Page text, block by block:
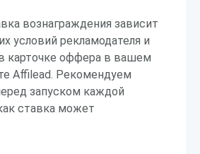
вознаграждения зависит
условий рекламодателя и
карточке оффера в вашем
Affilead. Рекомендуем
запуском каждой
ставка может